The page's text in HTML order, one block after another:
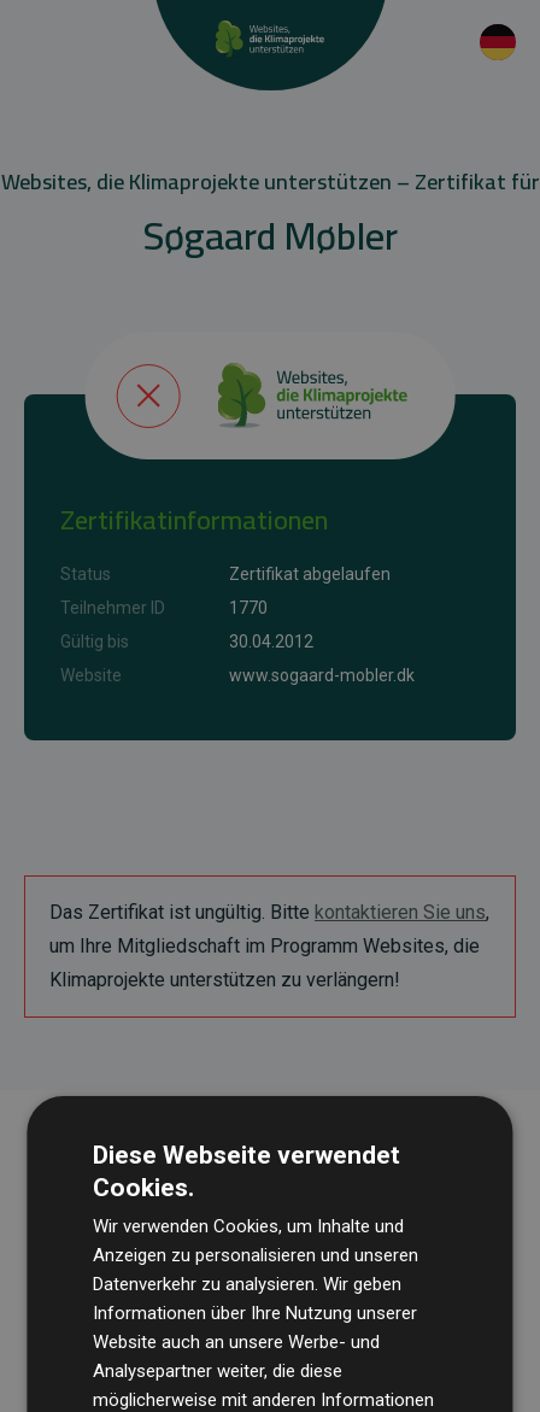
Websites, die Klimaprojekte unterstützen – Zertifikat für
Søgaard Møbler
Zertifikatinformationen
Status
Zertifikat abgelaufen
Teilnehmer ID
1770
Gültig bis
30.04.2012
Website
www.sogaard-mobler.dk
Das Zertifikat ist ungültig. Bitte kontaktieren Sie uns,
um Ihre Mitgliedschaft im Programm Websites, die
Klimaprojekte unterstützen zu verlängern!
Die Wirtschaftsprüfungsgesellschaft BDOüberprüft
regelmäßig unsere Berechnungen und Methodik, um
Transparenz und Verlässlichkeit sicherzustellen.
Diese Webseite verwendet
Cookies.
Wir verwenden Cookies, um Inhalte und
Anzeigen zu personalisieren und unseren
Datenverkehr zu analysieren. Wir geben
Informationen über Ihre Nutzung unserer
Website auch an unsere Werbe- und
Analysepartner weiter, die diese
möglicherweise mit anderen Informationen